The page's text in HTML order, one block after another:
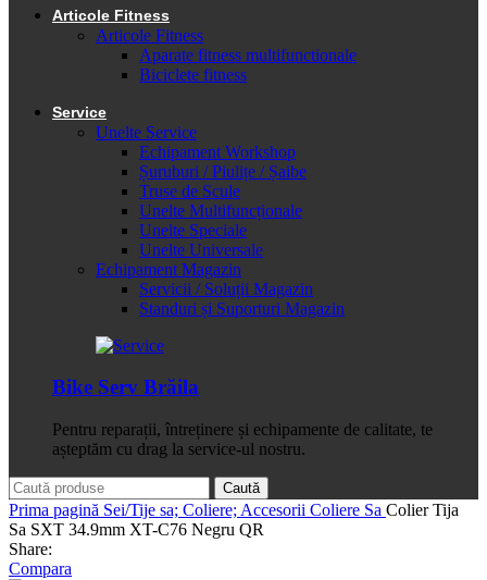
Articole Fitness
Articole Fitness
Aparate fitness multifunctionale
Biciclete fitness
Service
Unelte Service
Echipament Workshop
Șuruburi / Piulițe / Șaibe
Truse de Scule
Unelte Multifuncționale
Unelte Speciale
Unelte Universale
Echipament Magazin
Servicii / Soluții Magazin
Standuri și Suporturi Magazin
Bike Serv Brăila
Pentru reparații, întreținere și echipamente de calitate, te
așteptăm cu drag la service-ul nostru.
Caută
Prima pagină Sei/Tije sa; Coliere; Accesorii Coliere Sa Colier Tija
Sa SXT 34.9mm XT-C76 Negru QR
Share:
Compara